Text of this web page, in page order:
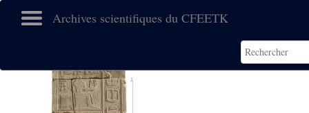
Archives scientifiques du CFEETK